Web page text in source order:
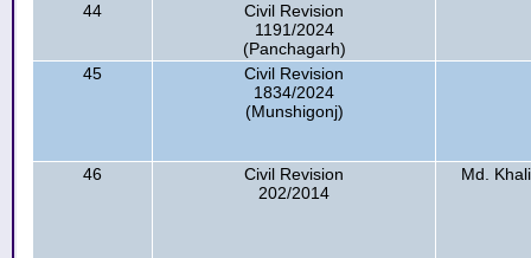
44
Civil Revision
1191/2024
(Panchagarh)
45
Civil Revision
1834/2024
(Munshigonj)
46
Civil Revision
202/2014
Md.